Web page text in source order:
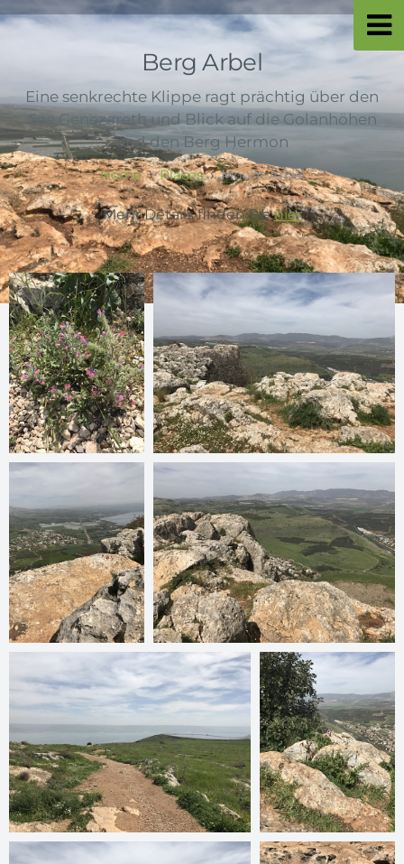
Berg Arbel
Eine senkrechte Klippe ragt prächtig über den
See Genezareth und Blick auf die Golanhöhen
und den Berg Hermon
Places Mount Arbel
Mehr Details finden Siehier